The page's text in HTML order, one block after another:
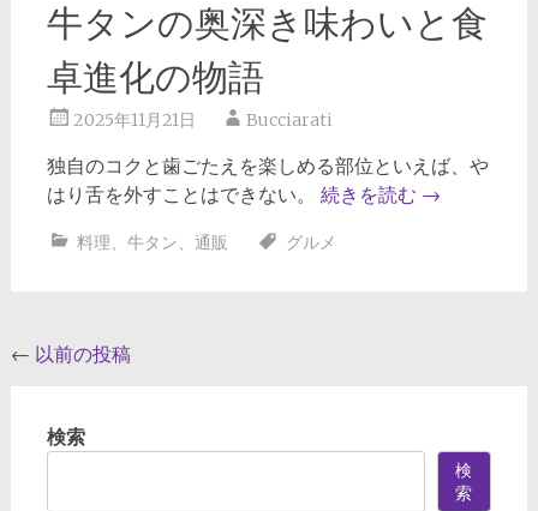
牛タンの奥深き味わいと食
卓進化の物語
2025年11月21日 Bucciarati
独自のコクと歯ごたえを楽しめる部位といえば、や
はり舌を外すことはできない。 続きを読む →
料理、 牛タン、 通販 グルメ
投
← 以前の投稿
検索
検
索